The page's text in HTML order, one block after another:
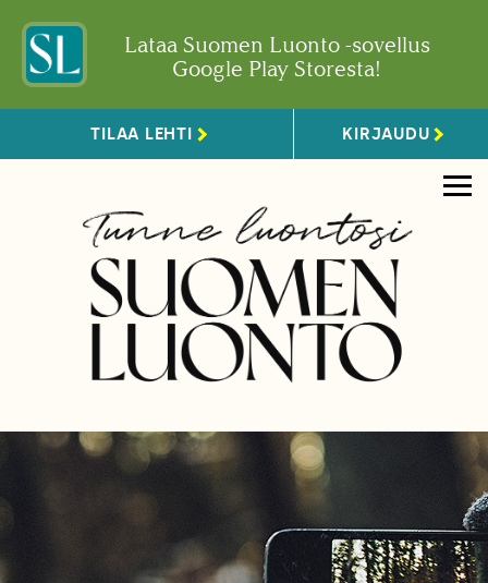
Lataa Suomen Luonto -sovellus
Google Play Storesta!
TILAA LEHTI KIRJAUDU